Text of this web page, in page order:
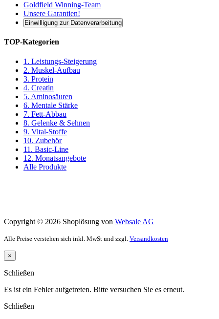
Goldfield Winning-Team
Unsere Garantien!
Einwilligung zur Datenverarbeitung
TOP-Kategorien
1. Leistungs-Steigerung
2. Muskel-Aufbau
3. Protein
4. Creatin
5. Aminosäuren
6. Mentale Stärke
7. Fett-Abbau
8. Gelenke & Sehnen
9. Vital-Stoffe
10. Zubehör
11. Basic-Line
12. Monatsangebote
Alle Produkte
Copyright © 2026 Shoplösung von Websale AG
Alle Preise verstehen sich inkl. MwSt und zzgl. Versandkosten
×
Schließen
Es ist ein Fehler aufgetreten. Bitte versuchen Sie es erneut.
Schließen